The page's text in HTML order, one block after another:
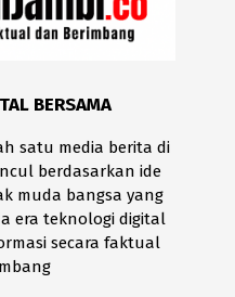
BERSAMA
satu media berita di
berdasarkan ide
muda bangsa yang
era teknologi digital
secara faktual